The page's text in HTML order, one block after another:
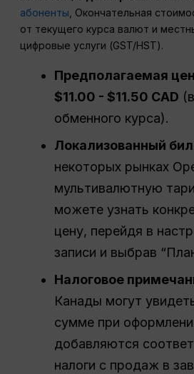
абоненты, Окончательная
от текущего курса валют и
цифровые услуги (GST/HST).
Предполагаемая
$11.00 - $11.50 CAD
обменного курса).
Локализованный
некоторых рынках
мультивалютную
можете узнать
цену, перейдя в
записи и выбрав
Налоговое
Канады могут
сумме при
добавляются
налоги с продаж в